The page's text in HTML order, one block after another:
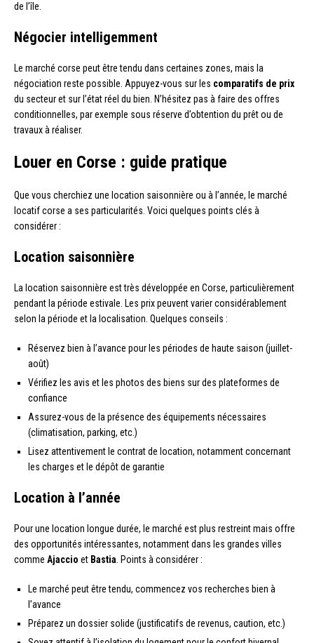
de l’île.
Négocier intelligemment
Le marché corse peut être tendu dans certaines zones, mais la
négociation reste possible. Appuyez-vous sur les comparatifs de prix
du secteur et sur l’état réel du bien. N’hésitez pas à faire des offres
conditionnelles, par exemple sous réserve d’obtention du prêt ou de
travaux à réaliser.
Louer en Corse : guide pratique
Que vous cherchiez une location saisonnière ou à l’année, le marché
locatif corse a ses particularités. Voici quelques points clés à
considérer :
Location saisonnière
La location saisonnière est très développée en Corse, particulièrement
pendant la période estivale. Les prix peuvent varier considérablement
selon la période et la localisation. Quelques conseils :
Réservez bien à l’avance pour les périodes de haute saison (juillet-
août)
Vérifiez les avis et les photos des biens sur des plateformes de
confiance
Assurez-vous de la présence des équipements nécessaires
(climatisation, parking, etc.)
Lisez attentivement le contrat de location, notamment concernant
les charges et le dépôt de garantie
Location à l’année
Pour une location longue durée, le marché est plus restreint mais offre
des opportunités intéressantes, notamment dans les grandes villes
comme Ajaccio et Bastia . Points à considérer :
Le marché peut être tendu, commencez vos recherches bien à
l’avance
Préparez un dossier solide (justificatifs de revenus, caution, etc.)